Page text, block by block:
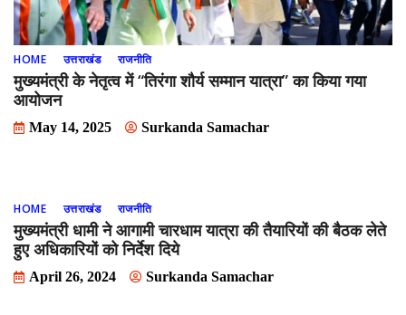
HOME उत्तराखंड राजनीति
मुख्यमंत्री के नेतृत्व में “तिरंगा शौर्य सम्मान यात्रा” का किया गया
आयोजन
May 14, 2025 Surkanda Samachar
HOME उत्तराखंड राजनीति
मुख्यमंत्री धामी ने आगामी चारधाम यात्रा की तैयारियों की बैठक लेते
हुए अधिकारियों को निर्देश दिये
April 26, 2024 Surkanda Samachar